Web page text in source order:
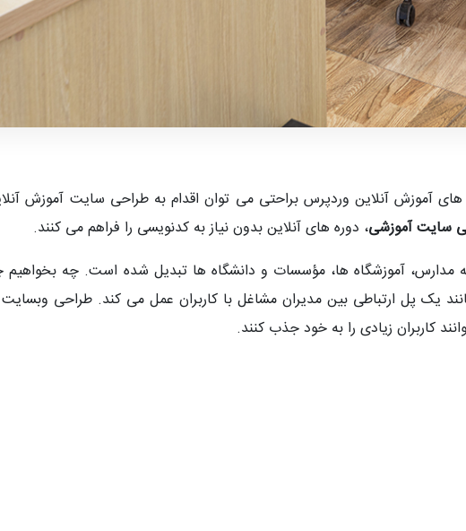
آموزش آنلاین وردپرس براحتی می توان اقدام به طراحی سایت آموزش
سایت آموزشی، دوره های آنلاین بدون نیاز به کدنویسی را فراهم می کنند.
مدارس، آموزشگاه ها، مؤسسات و دانشگاه ها تبدیل شده است. چه بخواهیم
یک پل ارتباطی بین مدیران مشاغل با کاربران عمل می کند. طراحی
کاربران زیادی را به خود جذب کنند.